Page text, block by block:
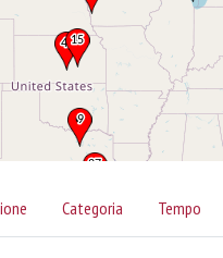
Categoria Tempo